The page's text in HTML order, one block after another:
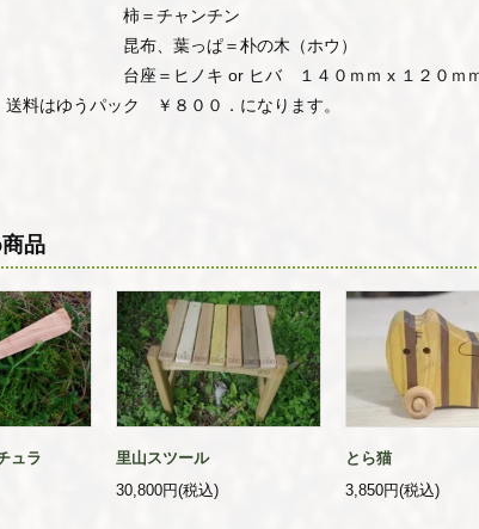
柿＝チャンチン
昆布、葉っぱ＝朴の木（ホウ）
台座＝ヒノキ or ヒバ １４０ｍｍ x １２０ｍ
送料はゆうパック ￥８００．になります。
品
ュラ
里山スツール
30,800円(税込)
とら猫
3,850円(税込)